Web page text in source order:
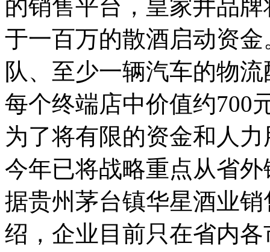
的销售平台，皇家井品
于一百万的散酒启动资
队、至少一辆汽车的物
每个终端店中价值约700
为了将有限的资金和人
今年已将战略重点从省
据贵州茅台镇华星酒业
绍，企业目前只在省内